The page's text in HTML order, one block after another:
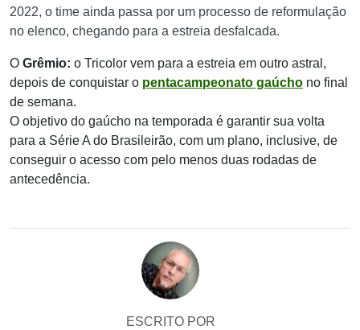
2022, o time ainda passa por um processo de reformulação
no elenco, chegando para a estreia desfalcada.
O Grêmio: o Tricolor vem para a estreia em outro astral,
depois de conquistar o pentacampeonato gaúcho no final
de semana.
O objetivo do gaúcho na temporada é garantir sua volta
para a Série A do Brasileirão, com um plano, inclusive, de
conseguir o acesso com pelo menos duas rodadas de
antecedência.
ESCRITO POR